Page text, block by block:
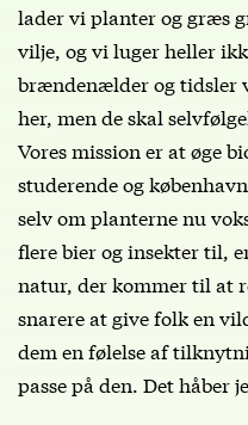
lader vi planter og græs
vilje, og vi luger heller
brændenælder og tidsler
her, men de skal
Vores mission er at øge
studerende og
selv om planterne nu
flere bier og insekter til,
natur, der kommer til at
snarere at give folk en
dem en følelse af
passe på den. Det håber